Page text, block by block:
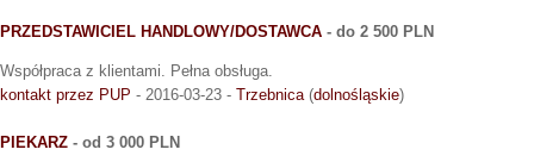
PRZEDSTAWICIEL HANDLOWY/DOSTAWCA - do 2 500 PLN
Współpraca z klientami. Pełna obsługa.
kontakt przez PUP - 2016-03-23 - Trzebnica (dolnośląskie)
PIEKARZ - od 3 000 PLN